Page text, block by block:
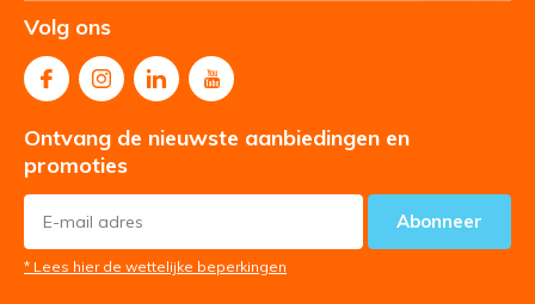
Volg ons
Ontvang de nieuwste aanbiedingen en
promoties
Abonneer
* Lees hier de wettelijke beperkingen